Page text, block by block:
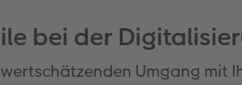
bei der
Umgang mit